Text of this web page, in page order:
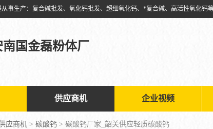
南国金磊粉体厂
供应商机 企业视频
应商机 > 碳酸钙 > 碳酸钙厂家_韶关供应轻质碳酸钙